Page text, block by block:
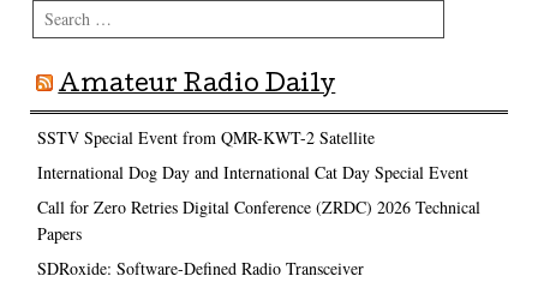
Search
Amateur Radio Daily
SSTV Special Event from QMR-KWT-2 Satellite
International Dog Day and International Cat Day Special Event
Call for Zero Retries Digital Conference (ZRDC) 2026 Technical
Papers
SDRoxide: Software-Defined Radio Transceiver